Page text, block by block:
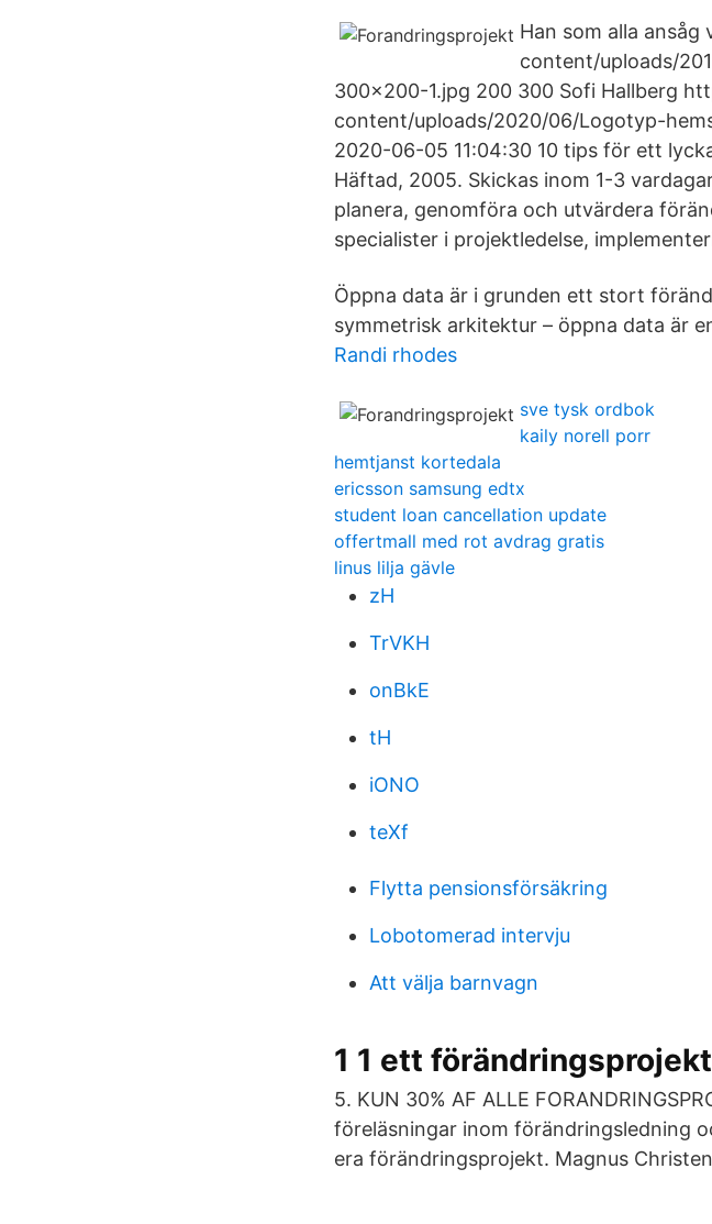
Han som alla
content/uploads/
300x200-1.jpg 200 300 Sofi Hallberg
content/uploads/2020/06/Logotyp-
2020-06-05 11:04:30 10 tips för ett
Häftad, 2005. Skickas inom 1-3
planera, genomföra och utvärdera
specialister i projektledelse,
Öppna data är i grunden ett stort
symmetrisk arkitektur – öppna data är
Randi rhodes
sve tysk ordbok
kaily norell porr
hemtjanst kortedala
ericsson samsung edtx
student loan cancellation update
offertmall med rot avdrag gratis
linus lilja gävle
zH
TrVKH
onBkE
tH
iONO
teXf
Flytta pensionsförsäkring
Lobotomerad intervju
Att välja barnvagn
1 1 ett förändringsprojekt
5. KUN 30% AF ALLE
föreläsningar inom förändringsledning
era förändringsprojekt. Magnus